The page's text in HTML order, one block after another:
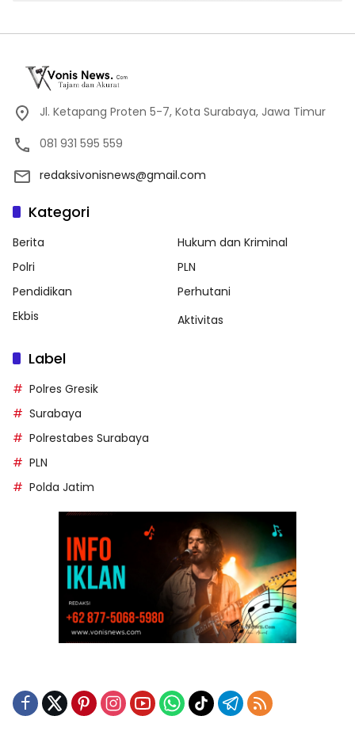
Jl. Ketapang Proten 5-7, Kota Surabaya, Jawa Timur
081 931 595 559
redaksivonisnews@gmail.com
Kategori
Berita
Hukum dan Kriminal
Polri
PLN
Pendidikan
Perhutani
Ekbis
Aktivitas
Label
Polres Gresik
Surabaya
Polrestabes Surabaya
PLN
Polda Jatim